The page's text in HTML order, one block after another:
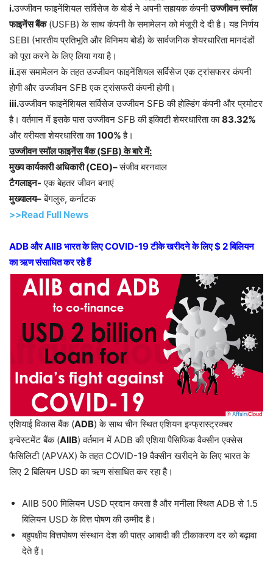
i.उज्जीवन फाइनेंशियल सर्विसेज के बोर्ड ने अपनी सहायक कंपनीउज्जीवन स्मॉल
फाइनेंस बैंक(USFB) के साथ कंपनी के समामेलन को मंजूरी दे दी है। यह निर्णय
SEBI (भारतीय प्रतिभूति और विनिमय बोर्ड) के सार्वजनिक शेयरधारिता मानदंडों
को पूरा करने के लिए लिया गया है।
ii.इस समामेलन के तहत उज्जीवन फाइनेंशियल सर्विसेज एक ट्रांसफरर कंपनी
होगी और उज्जीवन SFB एक ट्रांसफरी कंपनी होगी।
iii.उज्जीवन फाइनेंशियल सर्विसेज उज्जीवन SFB की होल्डिंग कंपनी और प्रमोटर
है। वर्तमान में इसके पास उज्जीवन SFB की इक्विटी शेयरधारिता का83.32%
और वरीयता शेयरधारिता का100%है।
उज्जीवन स्मॉल फाइनेंस बैंक (SFB) के बारे में:
मुख्य कार्यकारी अधिकारी (CEO)–संजीव बरनवाल
टैगलाइन- एक बेहतर जीवन बनाएं
मुख्यालय–बेंगलुरु, कर्नाटक
>>Read Full News
ADB और AIIB भारत के लिए COVID-19 टीके खरीदने के लिए $ 2 बिलियन
का ऋण संसाधित कर रहे हैं
एशियाई विकास बैंक (ADB) के साथ चीन स्थित एशियन इन्फ्रास्ट्रक्चर
इन्वेस्टमेंट बैंक (AIIB) वर्तमान में ADB की एशिया पैसिफिक वैक्सीन एक्सेस
फैसिलिटी (APVAX) के तहत COVID-19 वैक्सीन खरीदने के लिए भारत के
लिए 2 बिलियन USD का ऋण संसाधित कर रहा है।
AIIB 500 मिलियन USD प्रदान करता है और मनीला स्थित ADB से 1.5
बिलियन USD के वित्त पोषण की उम्मीद है।
बहुपक्षीय वित्तपोषण संस्थान देश की पात्र आबादी की टीकाकरण दर को बढ़ावा
देते हैं।